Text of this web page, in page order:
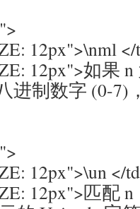
12px">\nml
12px">如果
进制数字 (0-7)
12px">\un </
12px">匹配